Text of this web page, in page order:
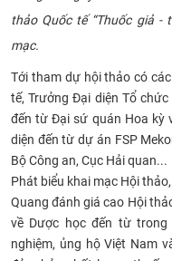
TUYỂN SINH
ĐÀO TẠO
ĐẢM BẢO CHẤT
KHOA HỌC CÔNG
HTQT
CỰU NGƯỜI HỌC
thảo Quốc tế “Thuốc giả -
mạc.
Tới tham dự hội thảo có
tế, Trưởng Đại diện Tổ
đến từ Đại sứ quán Hoa kỳ
diện đến từ dự án FSP
Bộ Công an, Cục Hải quan...
Phát biểu khai mạc Hội
Quang đánh giá cao Hội
về Dược học đến từ
nghiệm, ủng hộ Việt Nam